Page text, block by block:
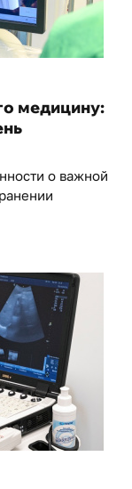
медицину:
о важной